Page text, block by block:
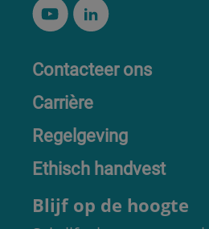
Contacteer ons
Carrière
Regelgeving
Ethisch handvest
Blijf op de hoogte